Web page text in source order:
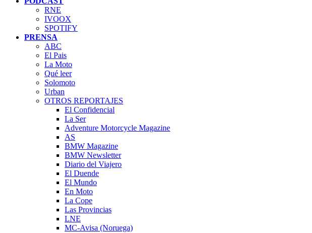
RNE
IVOOX
SPOTIFY
PRENSA
ABC
El Pais
La Moto
Qué leer
Solomoto
Urban
OTROS REPORTAJES
El Confidencial
La Ser
Adventure Motorcycle Magazine
AS
BMW Magazine
BMW Newsletter
Diario del Viajero
El Duende
El Mundo
En Moto
La Cope
Las Provincias
LNE
MC-Avisa (Noruega)